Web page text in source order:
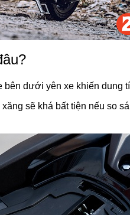
bên dưới yên xe khiến dung
sẽ khá bất tiện nếu so